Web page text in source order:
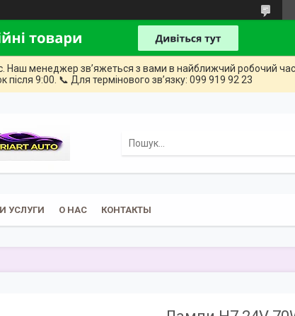
Наш менеджер зв’яжеться з вами в найближчий робочий
після 9:00. 📞 Для термінового зв’язку: 099 919 92 23
УСЛУГИ О НАС КОНТАКТЫ